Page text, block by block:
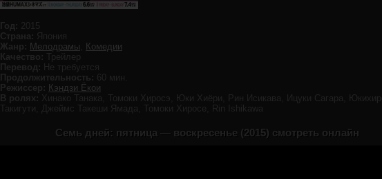
Год: 2015
Страна: Япония
Жанр: Мелодрамы
Комедии
Качество: Трейлер
Перевод: Не требуется
Продолжительность: 60 мин.
Режиссер: Кэндзи Ёкои
В ролях: Хинако Танака, Томоки Хиросэ, Юки Хиёри, Рин Исикава, Ицуки Сагара, Юкихиро
Такигути, Джеймс Такеши Ямада, Томоки Хиросе, Rin Ishikawa
Семь дней: пятница — воскресенье (2015) смотреть онлайн